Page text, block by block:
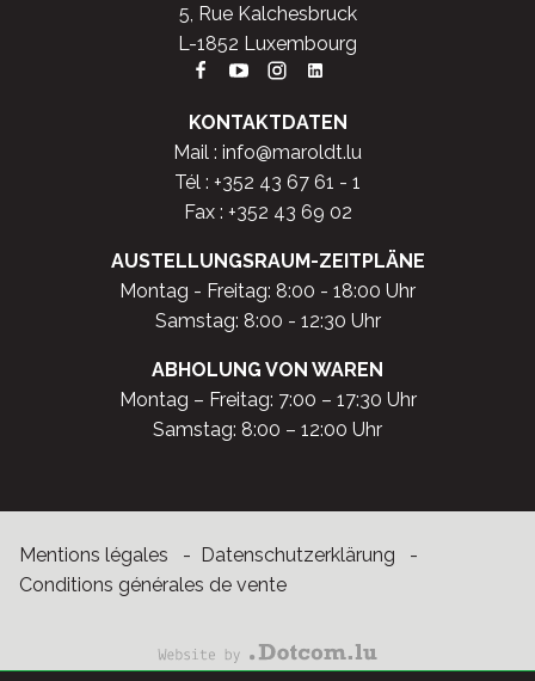
5, Rue Kalchesbruck
L-1852 Luxembourg
KONTAKTDATEN
Mail : info@maroldt.lu
Tél : +352 43 67 61 - 1
Fax : +352 43 69 02
AUSTELLUNGSRAUM-ZEITPLÄNE
Montag - Freitag: 8:00 - 18:00 Uhr
Samstag: 8:00 - 12:30 Uhr
ABHOLUNG VON WAREN
Montag – Freitag: 7:00 – 17:30 Uhr
Samstag: 8:00 – 12:00 Uhr
Mentions légales
Datenschutzerklärung
Conditions générales de vente